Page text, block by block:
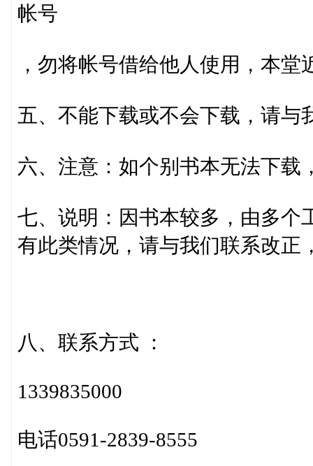
帐号
，勿将帐号借给他人使用，本
五、不能下载或不会下载，请与
六、注意：如个别书本无法下载
七、说明：因书本较多，由多个
有此类情况，请与我们联系改正
八、联系方式 ：
1339835000
电话0591-2839-8555